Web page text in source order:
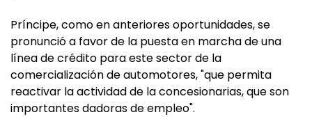
Príncipe, como en anteriores oportunidades, se
pronunció a favor de la puesta en marcha de una
línea de crédito para este sector de la
comercialización de automotores, "que permita
reactivar la actividad de la concesionarias, que son
importantes dadoras de empleo".